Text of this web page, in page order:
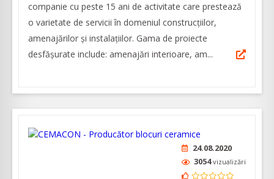
companie cu peste 15 ani de activitate care prestează
o varietate de servicii în domeniul construcțiilor,
amenajărilor și instalațiilor. Gama de proiecte
desfășurate include: amenajări interioare, am...
24.08.2020
3054vizualizări